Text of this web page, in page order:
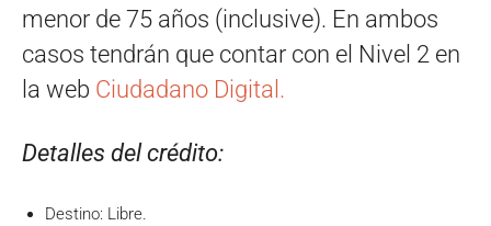
menor de 75 años (inclusive). En ambos
casos tendrán que contar con el Nivel 2 en
la web Ciudadano Digital.
Detalles del crédito:
Destino: Libre.